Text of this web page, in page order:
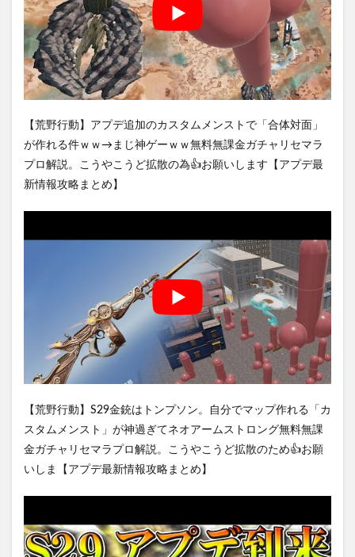
【荒野行動】アプデ追加のカスタムメンストで「合体対面」
が作れる件ｗｗ→まじ神ゲーｗｗ無料無課金ガチャリセマラ
プロ解説。こうやこうど拡散の為👍お願いします【アプデ最
新情報攻略まとめ】
【荒野行動】S29金銃はトンプソン。自分でマップ作れる「カ
スタムメンスト」が神過ぎてネオアームストロング無料無課
金ガチャリセマラプロ解説。こうやこうど拡散のため👍お願
いしま【アプデ最新情報攻略まとめ】